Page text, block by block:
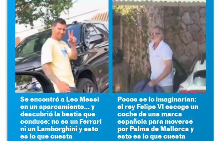
Se encontró a Leo Messi
en un aparcamiento... y
descubrió la bestia que
conduce: no es un Ferrari
ni un Lamborghini y esto
es lo que cuesta
Pocos se lo imaginarían:
el rey Felipe VI escoge un
coche de una marca
española para moverse
por Palma de Mallorca y
esto es lo que cuesta